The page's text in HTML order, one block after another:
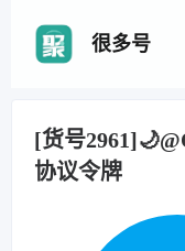
很多号
[货号
协议令牌